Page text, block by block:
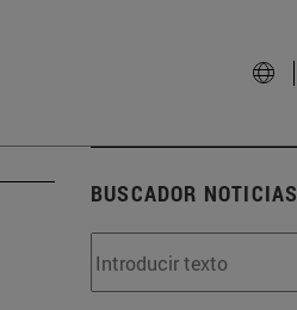
BUSCADOR NOTICIAS